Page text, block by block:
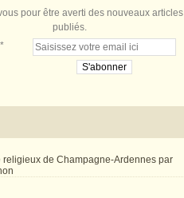
pour être averti des nouveaux articles
publiés.
religieux de Champagne-Ardennes par